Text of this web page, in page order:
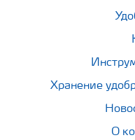
Хранение
О